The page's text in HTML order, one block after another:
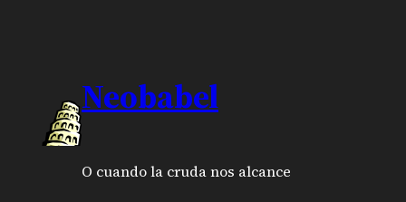
Neobabel
O cuando la cruda nos alcance